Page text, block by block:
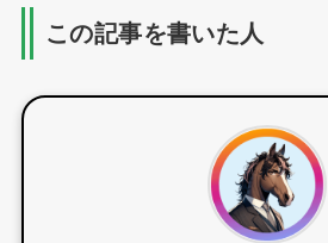
この記事を書いた人